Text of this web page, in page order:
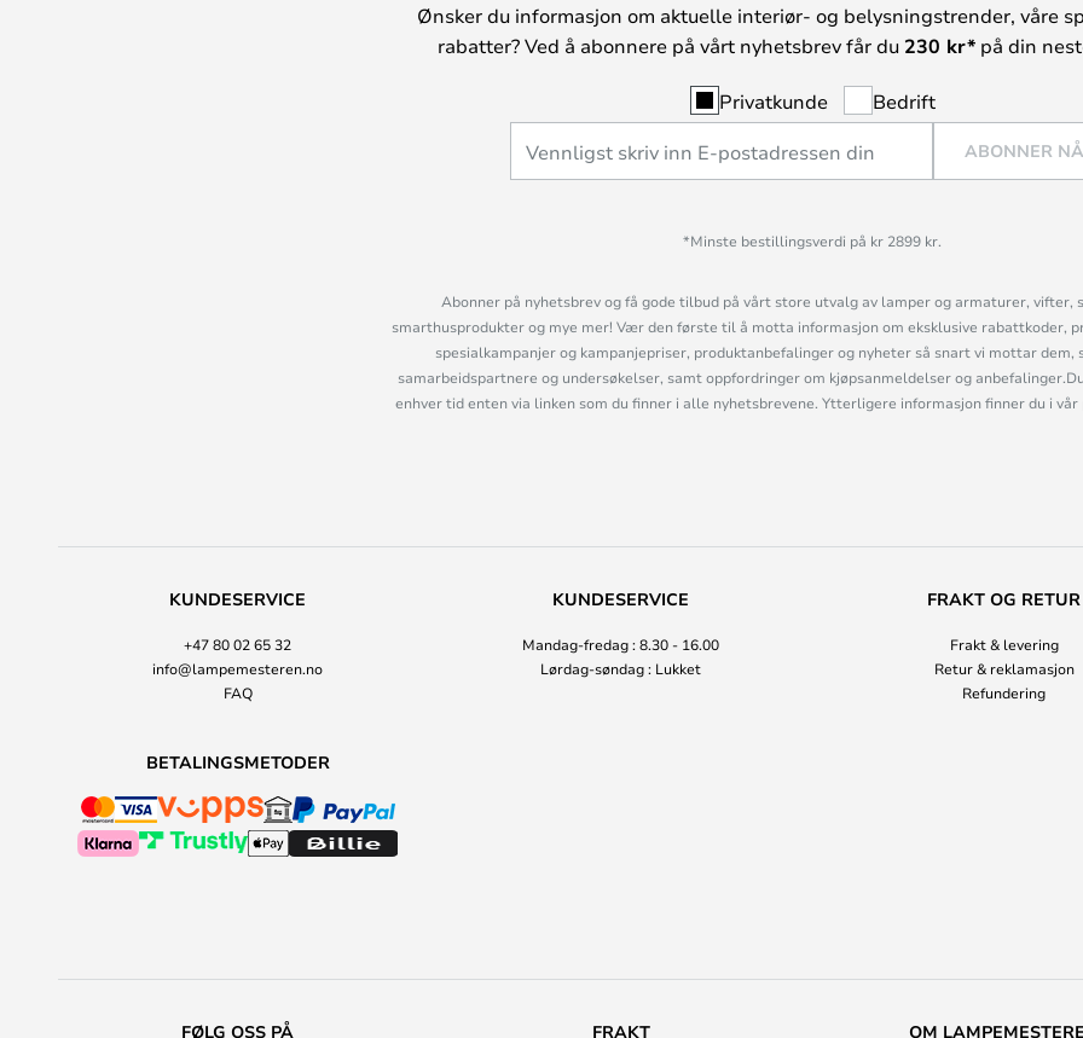
Ønsker du informasjon om aktuelle interiør- og belysningstrender, våre
rabatter? Ved å abonnere på vårt nyhetsbrev får du 230 kr*på din
Privatkunde Bedrift
ABONNER NÅ
*Minste bestillingsverdi på kr 2899 kr.
Abonner på nyhetsbrev og få gode tilbud på vårt store utvalg av lamper og armaturer, vifter,
smarthusprodukter og mye mer! Vær den første til å motta informasjon om eksklusive rabattkoder,
spesialkampanjer og kampanjepriser, produktanbefalinger og nyheter så snart vi mottar dem,
samarbeidspartnere og undersøkelser, samt oppfordringer om kjøpsanmeldelser og
enhver tid enten via linken som du finner i alle nyhetsbrevene. Ytterligere informasjon finner du i vår
KUNDESERVICE
+47 80 02 65 32
info@lampemesteren.no
FAQ
KUNDESERVICE
Mandag-fredag : 8.30 - 16.00
Lørdag-søndag : Lukket
FRAKT OG RETUR
Frakt & levering
Retur & reklamasjon
Refundering
BETALINGSMETODER
FØLG OSS PÅ FRAKT OM